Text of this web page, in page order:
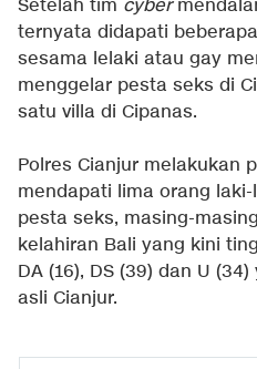
Setelah tim cyber
ternyata didapati
sesama lelaki atau gay
menggelar pesta seks di
satu villa di Cipanas.
Polres Cianjur melakukan
mendapati lima orang
pesta seks, masing-
kelahiran Bali yang kini
DA (16), DS (39) dan U
asli Cianjur.